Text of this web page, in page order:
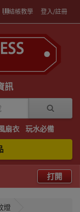
結帳教學 登入/註冊
訊
扇衣 玩水必備
打開
燈